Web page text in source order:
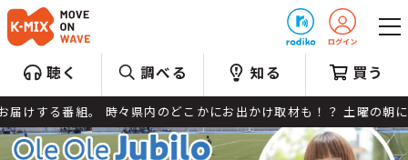
聴く 調べる 知る 買う
する番組。 時々県内のどこかにお出かけ取材も！？ 土曜の朝